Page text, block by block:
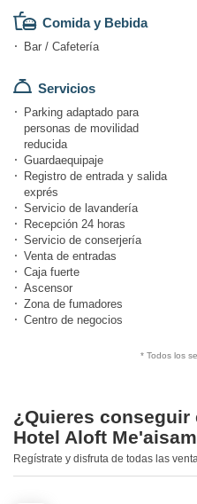
Comida y Bebida
Bar / Cafetería
Servicios
Parking adaptado para
personas de movilidad
reducida
Guardaequipaje
Registro de entrada y salida
exprés
Servicio de lavandería
Recepción 24 horas
Servicio de conserjería
Venta de entradas
Caja fuerte
Ascensor
Zona de fumadores
Centro de negocios
* Todos los
¿Quieres
Hotel Aloft
Regístrate y disfruta de todas las